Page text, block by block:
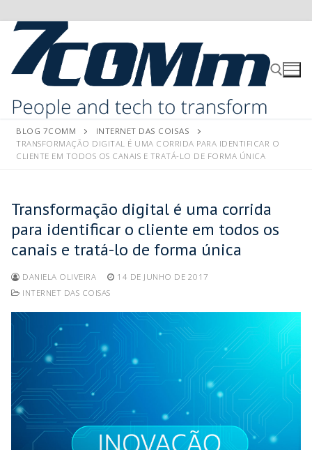
BLOG 7COMM
INTERNET DAS COISAS
TRANSFORMAÇÃO DIGITAL É UMA CORRIDA PARA IDENTIFICAR O
CLIENTE EM TODOS OS CANAIS E TRATÁ-LO DE FORMA ÚNICA
Transformação digital é uma corrida
para identificar o cliente em todos os
canais e tratá-lo de forma única
DANIELA OLIVEIRA
14 DE JUNHO DE 2017
INTERNET DAS COISAS